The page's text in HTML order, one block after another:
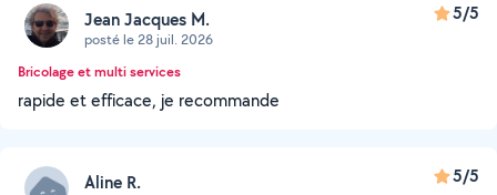
Jean Jacques M.
posté le 28 juil. 2026
5/5
Bricolage et multi services
rapide et efficace, je recommande
Aline R. 5/5